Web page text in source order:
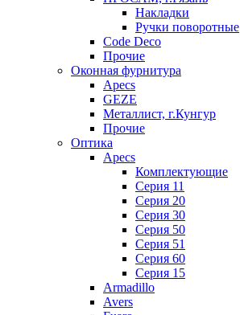
Накладки
Ручки поворотные
Code Deco
Прочие
Оконная фурнитура
Apecs
GEZE
Металлист, г.Кунгур
Прочие
Оптика
Apecs
Комплектующие
Серия 11
Серия 20
Серия 30
Серия 50
Серия 51
Серия 60
Серия 15
Armadillo
Avers